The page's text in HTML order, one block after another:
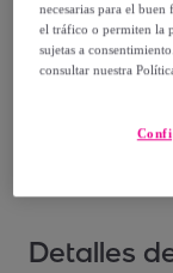
Entrega: Entre
Detalles
necesarias para el
el tráfico o permiten la
sujetas a
consultar nuestra